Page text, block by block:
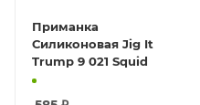
Приманка
Силиконовая Jig It
Trump 9 021 Squid